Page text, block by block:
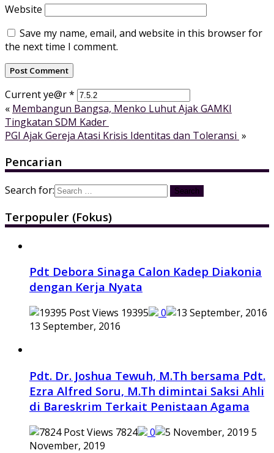
Website
Save my name, email, and website in this browser for
the next time I comment.
Current ye@r*
« Membangun Bangsa, Menko Luhut Ajak GAMKI
Tingkatan SDM Kader
PGI Ajak Gereja Atasi Krisis Identitas dan Toleransi »
Pencarian
Search for:
Terpopuler (Fokus)
Pdt Debora Sinaga Calon Kadep Diakonia
dengan Kerja Nyata
19395
0
13 September, 2016
Pdt. Dr. Joshua Tewuh, M.Th bersama Pdt.
Ezra Alfred Soru, M.Th dimintai Saksi Ahli
di Bareskrim Terkait Penistaan Agama
7824 0
5
November, 2019